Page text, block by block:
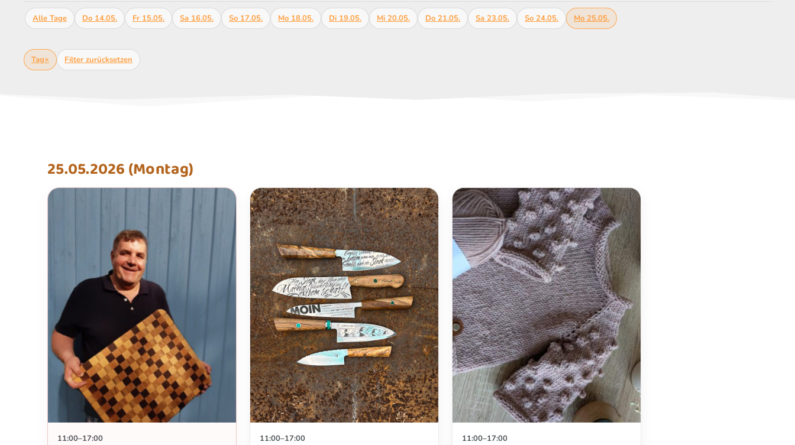
Alle Tage Do 14.05. Fr 15.05. Sa 16.05. So 17.05. Mo 18.05. Di 19.05. Mi 20.05. Do 21.05. Sa 23.05. So 24.05. Mo 25.05.
Tag× Filter zurücksetzen
25.05.2026 (Montag)
11:00–17:00
11:00–17:00 11:00–17:00